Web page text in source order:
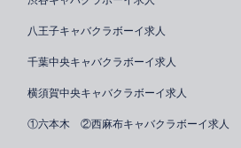
八王子キャバクラボーイ求人
千葉中央キャバクラボーイ求人
横須賀中央キャバクラボーイ求人
①六本木 ②西麻布キャバクラボーイ求人